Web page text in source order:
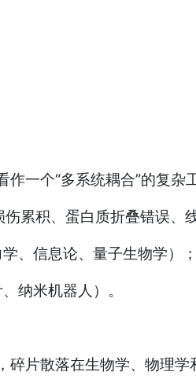
作一个“多系统耦合”的复
累积、蛋白质折叠错误、
、信息论、量子生物学）；
纳米机器人）。
片散落在生物学、物理学